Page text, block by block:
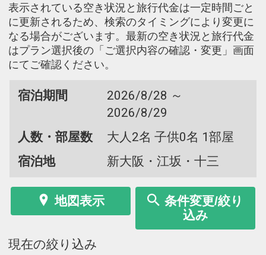
表示されている空き状況と旅行代金は一定時間ごと
に更新されるため、検索のタイミングにより変更に
なる場合がございます。最新の空き状況と旅行代金
はプラン選択後の「ご選択内容の確認・変更」画面
にてご確認ください。
宿泊期間
2026/8/28 ～
2026/8/29
人数・部屋数
大人2名 子供0名 1部屋
宿泊地
新大阪・江坂・十三
地図表示
条件変更/絞り
込み
現在の絞り込み